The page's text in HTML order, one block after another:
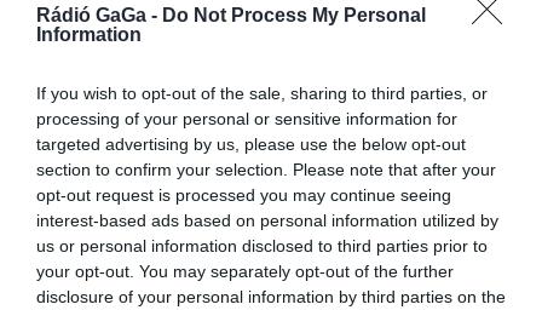
Rádió GaGa - Do Not Process My Personal
Information
If you wish to opt-out of the sale, sharing to third parties, or
processing of your personal or sensitive information for
targeted advertising by us, please use the below opt-out
section to confirm your selection. Please note that after your
opt-out request is processed you may continue seeing
interest-based ads based on personal information utilized by
us or personal information disclosed to third parties prior to
your opt-out. You may separately opt-out of the further
disclosure of your personal information by third parties on the
Ez is érdekelheti
CSÍKSZÉK,GYERGYÓSZÉK,HÁROMSZÉK,
MAROSSZÉK ,UDVARHELYSZÉK
Hamarosan érkezik a
megemelt összegű oktatási-
nevelési támogatás